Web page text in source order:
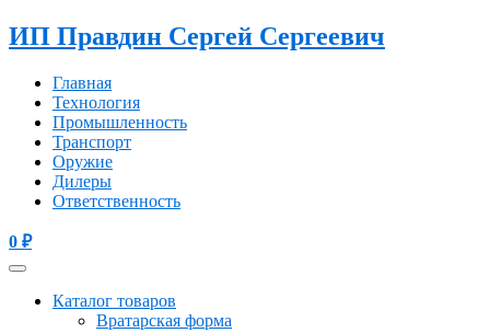
ИП Правдин Сергей Сергеевич
Главная
Технология
Промышленность
Транспорт
Оружие
Дилеры
Ответственность
0 ₽
Каталог товаров
Вратарская форма